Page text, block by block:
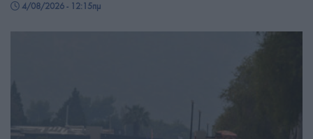
4/08/2026 - 12:15πμ